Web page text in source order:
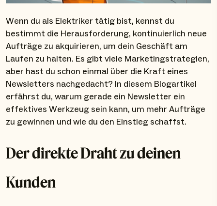
Wenn du als Elektriker tätig bist, kennst du
bestimmt die Herausforderung, kontinuierlich neue
Aufträge zu akquirieren, um dein Geschäft am
Laufen zu halten. Es gibt viele Marketingstrategien,
aber hast du schon einmal über die Kraft eines
Newsletters nachgedacht? In diesem Blogartikel
erfährst du, warum gerade ein Newsletter ein
effektives Werkzeug sein kann, um mehr Aufträge
zu gewinnen und wie du den Einstieg schaffst.
Der direkte Draht zu deinen
Kunden